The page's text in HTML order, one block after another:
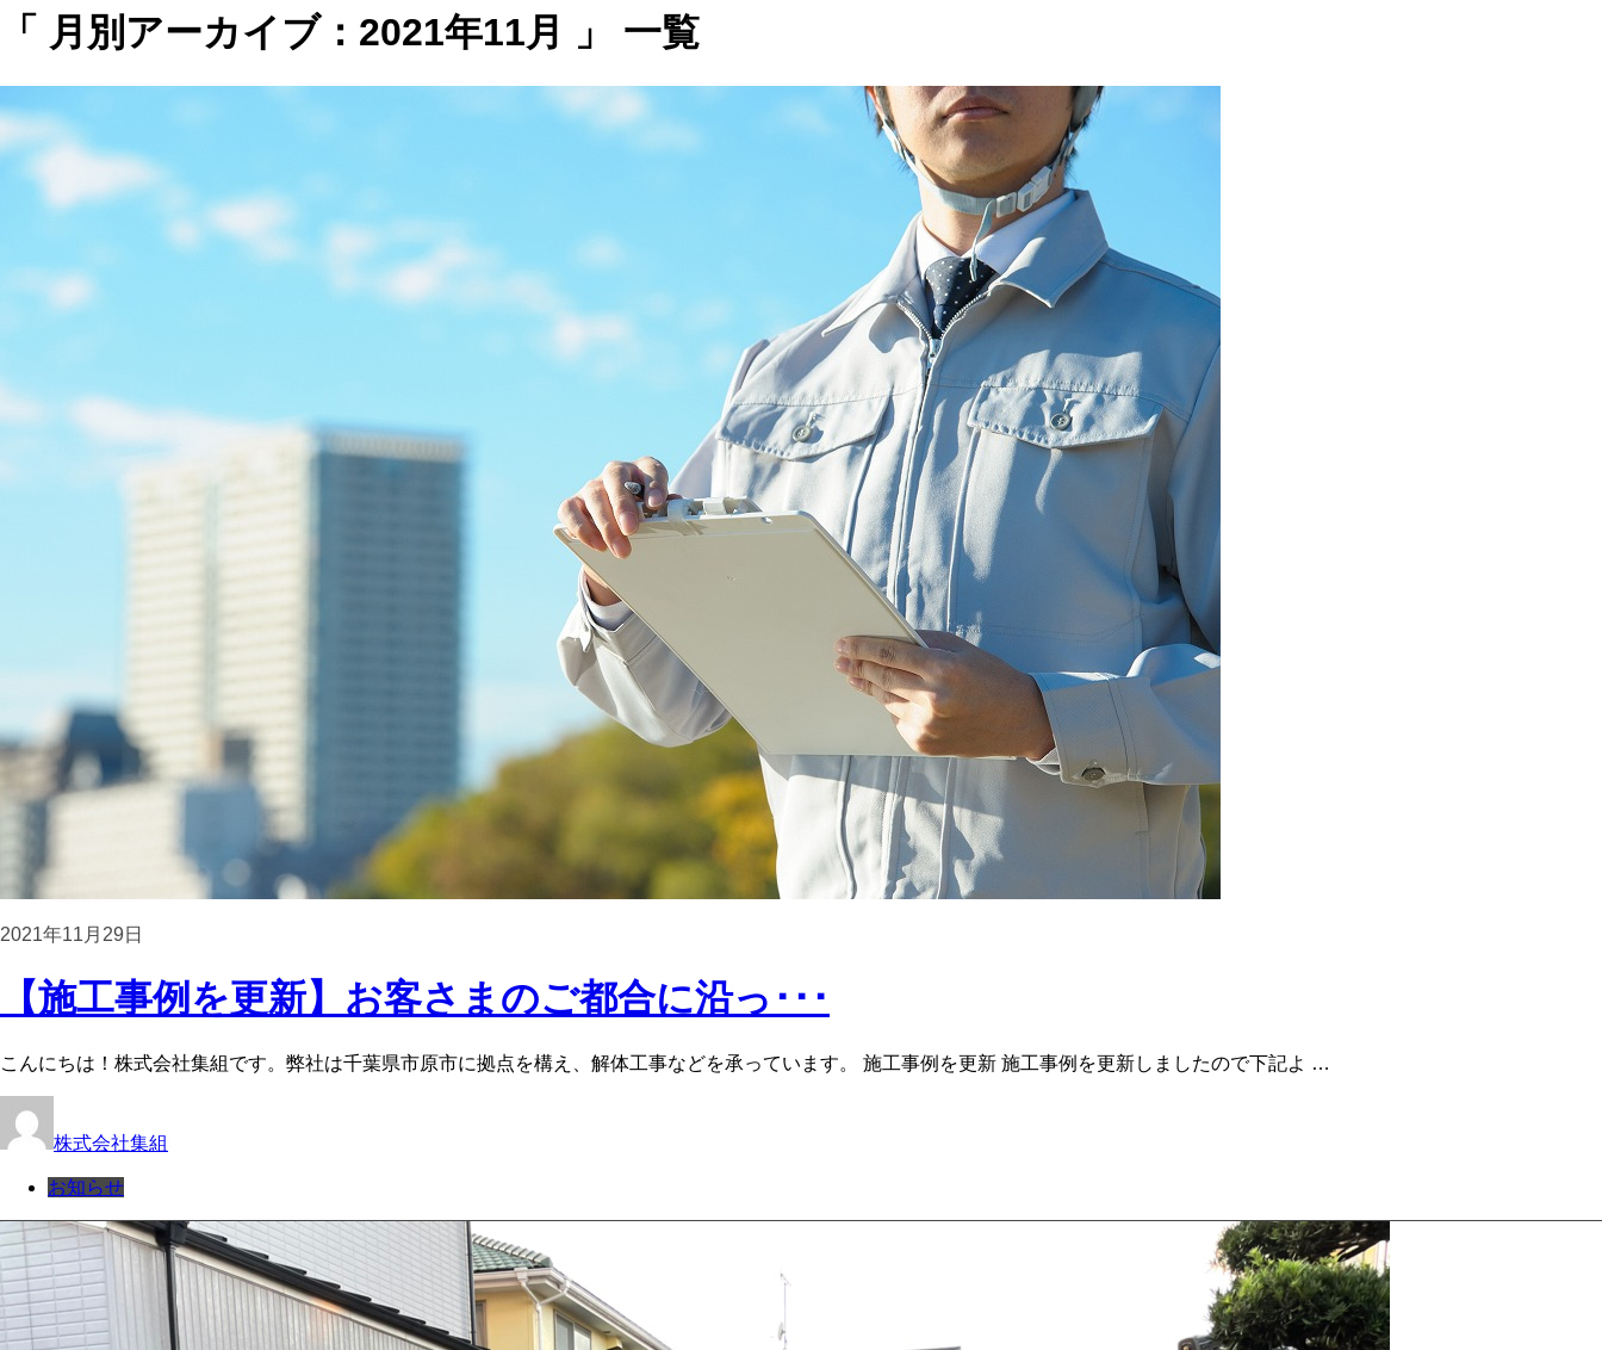
「 月別アーカイブ：2021年11月 」 一覧
2021年11月29日
【施工事例を更新】お客さまのご都合に沿っ･･･
こんにちは！株式会社集組です。弊社は千葉県市原市に拠点を構え、解体工事などを承っています。 施工事例を更新 施工事例を更新しましたので下記よ …
株式会社集組
お知らせ